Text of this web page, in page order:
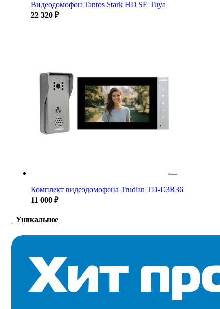
Видеодомофон Tantos Stark HD SE Tuya
22 320 ₽
Комплект видеодомофона Trudian TD-D3R36
11 000 ₽
Уникальное